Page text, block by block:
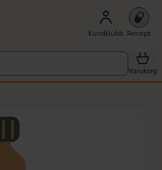
Kundklubb Recept
Varukorg
1 objekt.